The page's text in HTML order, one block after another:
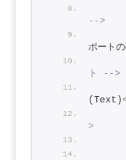
-->
ポート
ト -->
(Text)
>